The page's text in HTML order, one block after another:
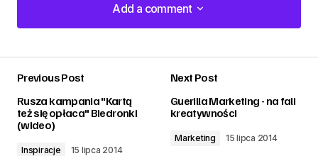
Add a comment
Add a comment
Previous Post
Rusza kampania "Kartą
też się opłaca" Biedronki
(wideo)
Inspiracje 15 lipca 2014
Next Post
Guerilla Marketing - na fali
kreatywności
Marketing 15 lipca 2014